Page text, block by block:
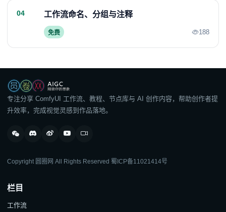
04 工作流命名、分组与注释
免费 188
专注分享 ComfyUI 工作流、教程、节点库与 AI 创作内容，帮助创作者提
升效率，完成视觉灵感到作品落地。
Copyright 圆圈网 All Rights Reserved 蜀ICP备11021414号
栏目
工作流